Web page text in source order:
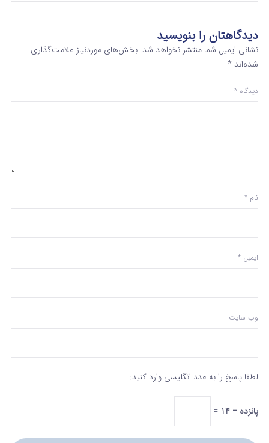
دیدگاهتان را بنویسید
نشانی ایمیل شما منتشر نخواهد شد. بخش‌های موردنیاز علامت‌گذاری
شده‌اند *
دیدگاه *
نام *
ایمیل *
وب‌ سایت
لطفا پاسخ را به عدد انگلیسی وارد کنید:
پانزده − 14 =